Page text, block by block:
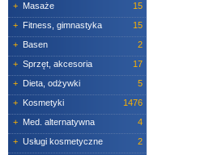
+ Masaże
15
+ Fitness, gimnastyka
15
+ Basen
2
+ Sprzęt, akcesoria
17
+ Dieta, odżywki
5
+ Kosmetyki
1476
+ Med. alternatywna
4
+ Usługi kosmetyczne
2